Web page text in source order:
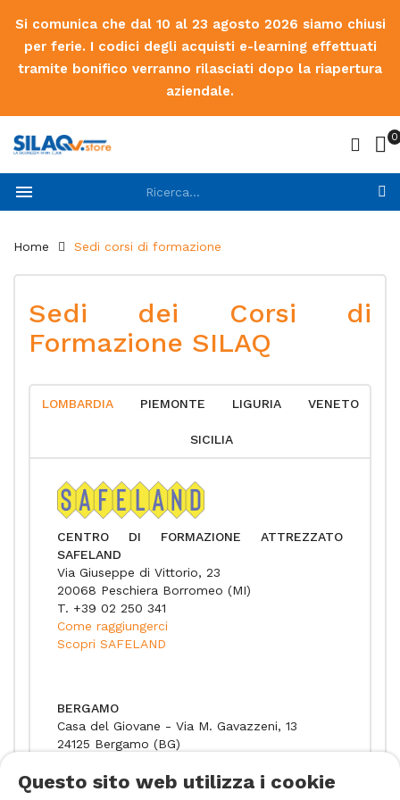
Si comunica che dal 10 al 23 agosto 2026 siamo chiusi
per ferie. I codici degli acquisti e-learning effettuati
tramite bonifico verranno rilasciati dopo la riapertura
aziendale.
0

Home Sedi corsi di formazione
Sedi dei Corsi di
Formazione SILAQ
LOMBARDIA PIEMONTE LIGURIA VENETO
SICILIA
CENTRO DI FORMAZIONE ATTREZZATO
SAFELAND
Via Giuseppe di Vittorio, 23
20068 Peschiera Borromeo (MI)
T. +39 02 250 341
Come raggiungerci
Scopri SAFELAND
BERGAMO
Casa del Giovane - Via M. Gavazzeni, 13
24125 Bergamo (BG)
Come raggiungerci
Questo sito web utilizza i cookie